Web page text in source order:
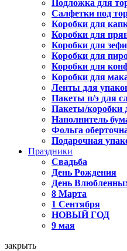
Подложка для
Салфетки под
Коробки для
Коробки для
Коробки для
Коробки для
Коробки для
Коробки для
Ленты для
Пакеты п/э для
Пакеты/коробки
Наполнитель
Фольга
Подарочная
Праздники
Свадьба
День Рождения
День
8 Марта
1 Сентября
НОВЫЙ ГОД
9 мая
закрыть